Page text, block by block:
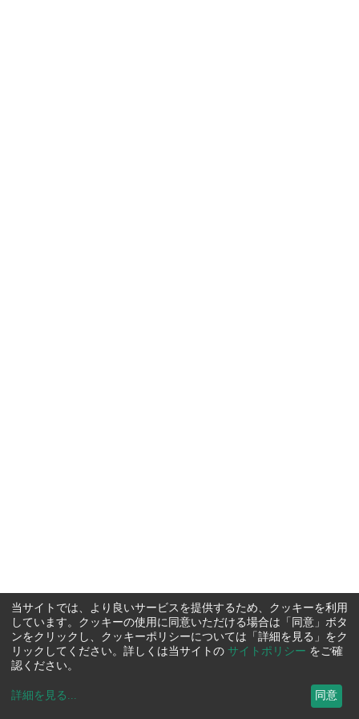
当サイトでは、より良いサービスを提供するため、クッキーを利用
しています。クッキーの使用に同意いただける場合は「同意」ボタ
ンをクリックし、クッキーポリシーについては「詳細を見る」をク
リックしてください。詳しくは当サイトの サイトポリシー をご確
認ください。
詳細を見る ... 同意